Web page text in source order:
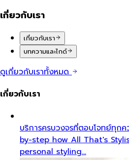
เกี่ยวกับเรา
เกี่ยวกับเรา
บทความและไกด์
ดูเกี่ยวกับเราทั้งหมด
เกี่ยวกับเรา
บริการครบวงจรที่ตอบโจทย์ทุก
by-step how All That's
personal styling…